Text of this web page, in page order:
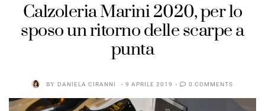
Calzoleria Marini 2020, per lo
sposo un ritorno delle scarpe a
punta
BY DANIELA CIRANNI 9 APRILE 2019 0 COMMENTS